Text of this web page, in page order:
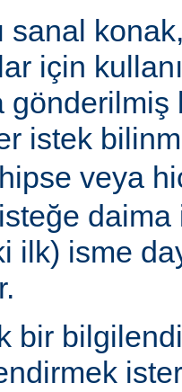
sanal
için
gönderilmiş
istek
veya
daima
ilk) isme
bir